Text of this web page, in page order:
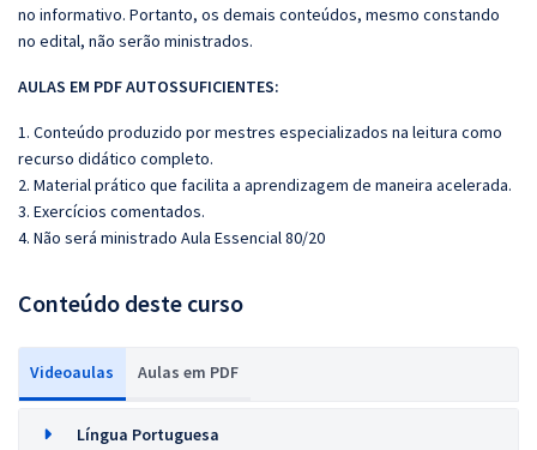
no informativo. Portanto, os demais conteúdos, mesmo constando
no edital, não serão ministrados.
AULAS EM PDF AUTOSSUFICIENTES:
1. Conteúdo produzido por mestres especializados na leitura como
recurso didático completo.
2. Material prático que facilita a aprendizagem de maneira acelerada.
3. Exercícios comentados.
4. Não será ministrado Aula Essencial 80/20
Conteúdo deste curso
Videoaulas Aulas em PDF
Língua Portuguesa